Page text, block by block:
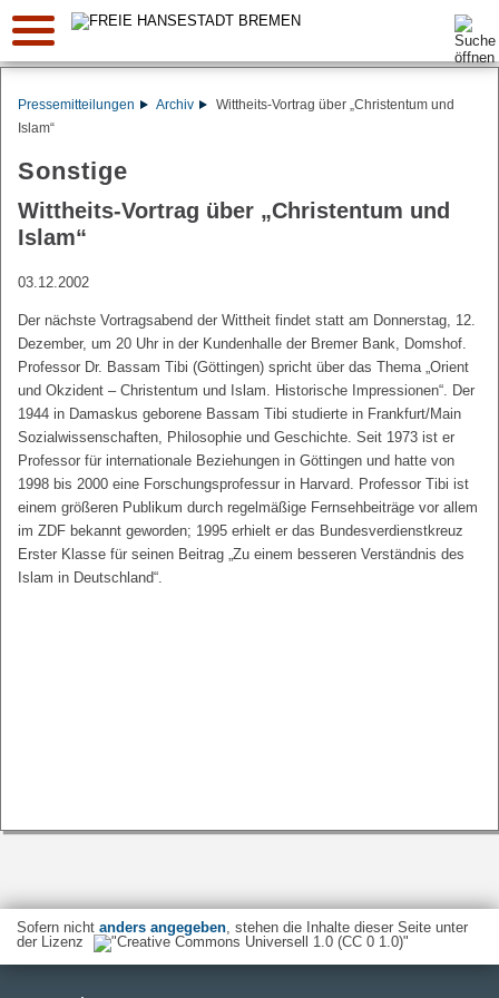
Suche:
Pressemitteilungen Archiv
Wittheits-Vortrag über „Christentum und
Islam“
Sonstige
Wittheits-Vortrag über „Christentum und
Islam“
03.12.2002
Der nächste Vortragsabend der Wittheit findet statt am Donnerstag, 12.
Dezember, um 20 Uhr in der Kundenhalle der Bremer Bank, Domshof.
Professor Dr. Bassam Tibi (Göttingen) spricht über das Thema „Orient
und Okzident – Christentum und Islam. Historische Impressionen“. Der
1944 in Damaskus geborene Bassam Tibi studierte in Frankfurt/Main
Sozialwissenschaften, Philosophie und Geschichte. Seit 1973 ist er
Professor für internationale Beziehungen in Göttingen und hatte von
1998 bis 2000 eine Forschungsprofessur in Harvard. Professor Tibi ist
einem größeren Publikum durch regelmäßige Fernsehbeiträge vor allem
im ZDF bekannt geworden; 1995 erhielt er das Bundesverdienstkreuz
Erster Klasse für seinen Beitrag „Zu einem besseren Verständnis des
Islam in Deutschland“.
Sofern nicht anders angegeben, stehen die Inhalte dieser Seite unter
der Lizenz